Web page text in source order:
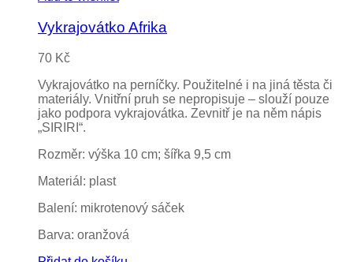
Vykrajovátko Afrika
70 Kč
Vykrajovátko na perníčky. Použitelné i na jiná těsta či
materiály. Vnitřní pruh se nepropisuje – slouží pouze
jako podpora vykrajovátka. Zevnitř je na něm nápis
„SIRIRI“.
Rozměr: výška 10 cm; šířka 9,5 cm
Materiál: plast
Balení: mikrotenový sáček
Barva: oranžová